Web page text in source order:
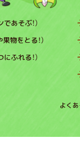
あそぶ！）
物をとる！）
ふれる！）
よく